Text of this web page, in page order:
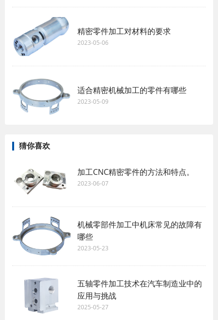
精密零件加工对材料的要求
2023-05-06
适合精密机械加工的零件有哪些
2023-05-09
猜你喜欢
加工CNC精密零件的方法和特点。
2023-06-07
机械零部件加工中机床常见的故障有
哪些
2023-05-23
五轴零件加工技术在汽车制造业中的
应用与挑战
2025-05-27